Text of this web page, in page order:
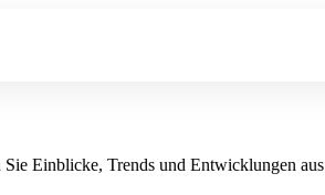
Einblicke, Trends und Entwicklungen